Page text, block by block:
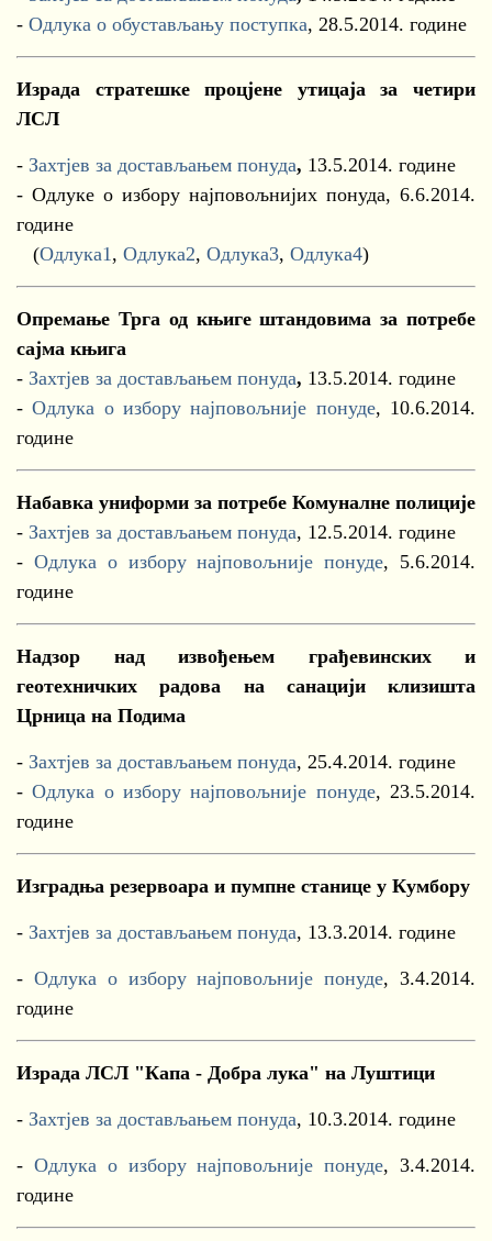
- Одлука о обустављању поступка, 28.5.2014. године
Израда стратешке процјене утицаја за четири
ЛСЛ
- Захтјев за достављањем понуда, 13.5.2014. године
- Одлуке о избору најповољнијих понуда, 6.6.2014.
године
(Одлука1 , Одлука2, Одлука3, Одлука4)
Опремање Трга од књиге штандовима за потребе
сајма књига
- Захтјев за достављањем понуда, 13.5.2014. године
-Одлука о избору најповољније понуде, 10.6.2014.
године
Набавка униформи за потребе Комуналне полиције
- Захтјев за достављањем понуда, 12.5.2014. године
- Одлука о избору најповољније понуде, 5.6.2014.
године
Надзор над извођењем грађевинских и
геотехничких радова на санацији клизишта
Црница на Подима
- Захтјев за достављањем понуда, 25.4.2014. године
-Одлука о избору најповољније понуде, 23.5.2014.
године
Изградња резервоара и пумпне станице у Кумбору
- Захтјев за достављањем понуда, 13.3.2014. године
- Одлука о избору најповољније понуде, 3.4.2014.
године
Израда ЛСЛ "Капа - Добра лука" на Луштици
- Захтјев за достављањем понуда, 10.3.2014. године
- Одлука о избору најповољније понуде, 3.4.2014.
године